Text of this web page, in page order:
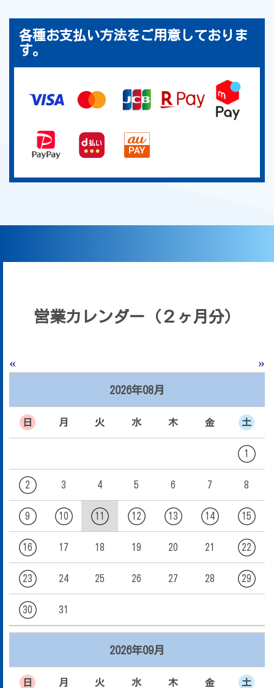
各種お支払い方法をご用意しておりま
す。
営業カレンダー（２ヶ月分）
« »
2026年08月
日 月 火 水 木 金 土
1
2 3 4 5 6 7 8
9 10 11 12 13 14 15
16 17 18 19 20 21 22
23 24 25 26 27 28 29
30 31
2026年09月
日 月 火 水 木 金 土